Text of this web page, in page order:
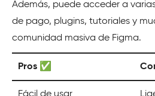
Además, puede acceder a
de pago, plugins, tutoriales y
comunidad masiva de Figma.
Pros ✅